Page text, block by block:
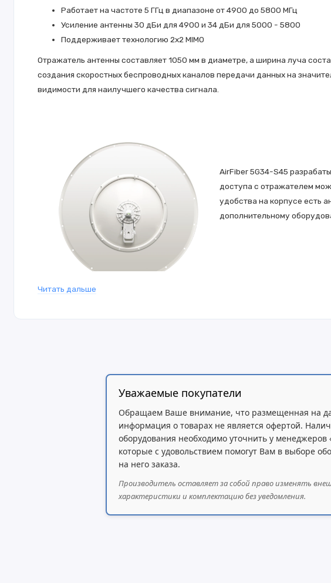
Работает на частоте 5 ГГц в диапазоне от 4900 до 5800 МГц
Усиление антенны 30 дБи для 4900 и 34 дБи для 5000 - 5800
Поддерживает технологию 2х2 MIMO
Отражатель антенны составляет 1050 мм в диаметре, а ширина луча
создания скоростных беспроводных каналов передачи данных на
видимости для наилучшего качества сигнала.
AirFiber 5G34-S45
доступа с отражателем
удобства на корпусе есть
дополнительному
Стоит отметить и наличие защитного кожуха, надежно закрывающего
Читать дальше
Уважаемые покупатели
Обращаем Ваше внимание, что размещенная на
информация о товарах не является офертой.
оборудования необходимо уточнить у менеджеров
которые с удовольствием помогут Вам в выборе
на него заказа.
Производитель оставляет за собой право изменять
характеристики и комплектацию без уведомления.